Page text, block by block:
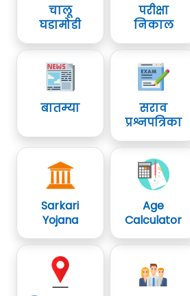
चालू
घडामोडी
परीक्षा
निकाल
बातम्या
सराव
प्रश्नपत्रिका
Sarkari
Yojana
Age
Calculator